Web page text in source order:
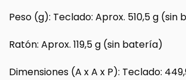
Peso (g): Teclado: Aprox. 510,5 g (sin
Ratón: Aprox. 119,5 g (sin batería)
Dimensiones (A x A x P): Teclado: